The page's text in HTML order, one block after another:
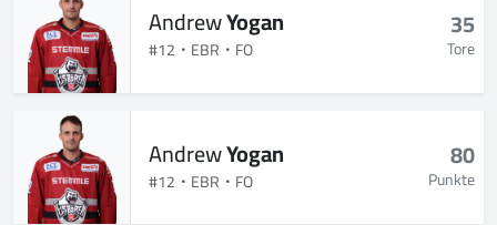
AndrewYogan
#12 EBR FO
35
Tore
AndrewYogan
#12 EBR FO
80
Punkte